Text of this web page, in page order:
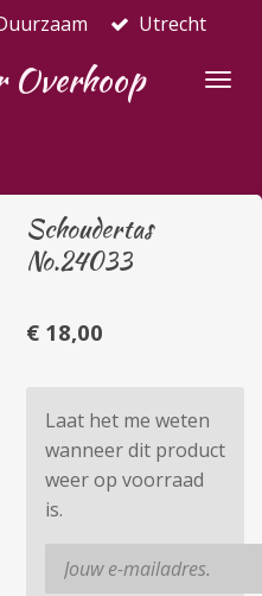
Overhoop
Utrecht
Schoudertas
No.24033
€ 18,00
Laat het me weten
wanneer dit product
weer op voorraad
is.